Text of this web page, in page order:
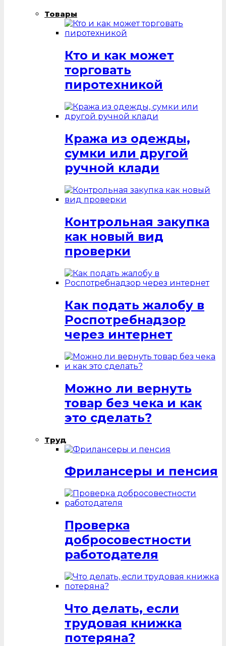
Товары
Кто и как может
торговать
пиротехникой
Кража из одежды,
сумки или другой
ручной клади
Контрольная закупка
как новый вид
проверки
Как подать жалобу в
Роспотребнадзор
через интернет
Можно ли вернуть
товар без чека и как
это сделать?
Труд
Фрилансеры и пенсия
Проверка
добросовестности
работодателя
Что делать, если
трудовая книжка
потеряна?